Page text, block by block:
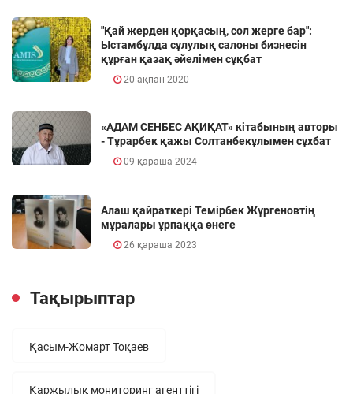
"Қай жерден қорқасың, сол жерге бар":
Ыстамбұлда сұлулық салоны бизнесін
құрған қазақ әйелімен сұқбат
20 ақпан 2020
«АДАМ СЕНБЕС АҚИҚАТ» кітабының авторы
- Тұрарбек қажы Солтанбекұлымен сұхбат
09 қараша 2024
Алаш қайраткері Темірбек Жүргеновтің
мұралары ұрпаққа өнеге
26 қараша 2023
Тақырыптар
Қасым-Жомарт Тоқаев
Қаржылық мониторинг агенттігі